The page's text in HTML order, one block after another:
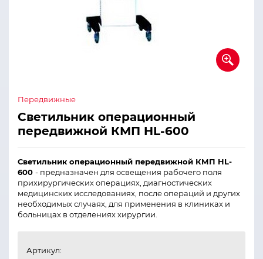
Передвижные
Светильник операционный
передвижной КМП HL-600
Светильник операционный передвижной КМП HL-
600 - предназначен для освещения рабочего поля
прихирургических операциях, диагностических
медицинских исследованиях, после операций и других
необходимых случаях, для применения в клиниках и
больницах в отделениях хирургии.
Артикул: